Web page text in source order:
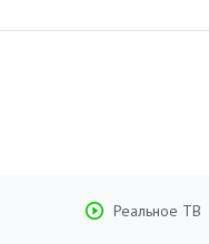
Реальное ТВ